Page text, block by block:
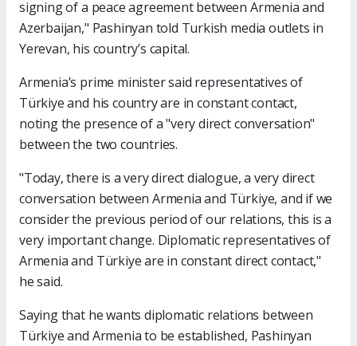
signing of a peace agreement between Armenia and
Azerbaijan," Pashinyan told Turkish media outlets in
Yerevan, his country’s capital.
Armenia’s prime minister said representatives of
Türkiye and his country are in constant contact,
noting the presence of a "very direct conversation"
between the two countries.
"Today, there is a very direct dialogue, a very direct
conversation between Armenia and Türkiye, and if we
consider the previous period of our relations, this is a
very important change. Diplomatic representatives of
Armenia and Türkiye are in constant direct contact,"
he said.
Saying that he wants diplomatic relations between
Türkiye and Armenia to be established, Pashinyan